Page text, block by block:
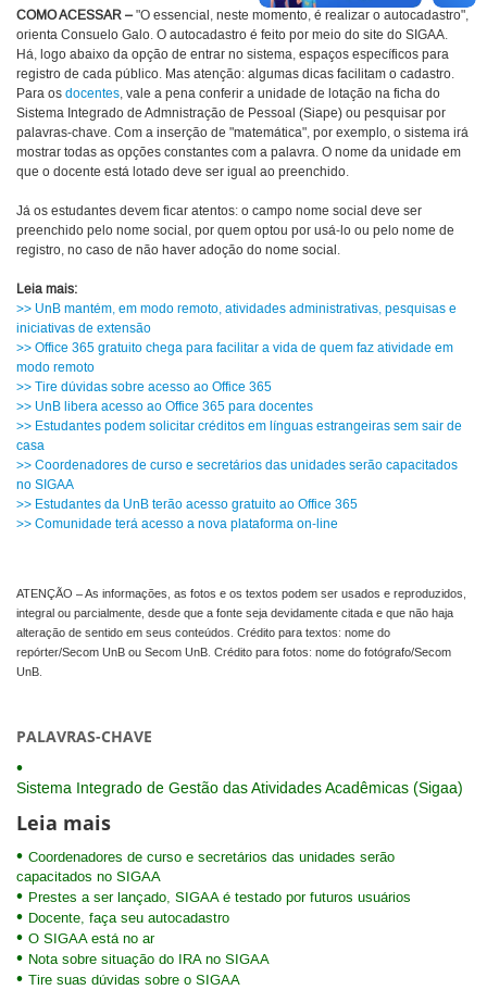
COMO ACESSAR –"O essencial, neste momento, é realizar o autocadastro",
orienta Consuelo Galo. O autocadastro é feito por meio do site do SIGAA.
Há, logo abaixo da opção de entrar no sistema, espaços específicos para
registro de cada público. Mas atenção: algumas dicas facilitam o cadastro.
Para os docentes, vale a pena conferir a unidade de lotação na ficha do
Sistema Integrado de Admnistração de Pessoal (Siape) ou pesquisar por
palavras-chave. Com a inserção de "matemática", por exemplo, o sistema irá
mostrar todas as opções constantes com a palavra. O nome da unidade em
que o docente está lotado deve ser igual ao preenchido.
Já os estudantes devem ficar atentos: o campo nome social deve ser
preenchido pelo nome social, por quem optou por usá-lo ou pelo nome de
registro, no caso de não haver adoção do nome social.
Leia mais:
>> UnB mantém, em modo remoto, atividades administrativas, pesquisas e
iniciativas de extensão
>> Office 365 gratuito chega para facilitar a vida de quem faz atividade em
modo remoto
>> Tire dúvidas sobre acesso ao Office 365
>> UnB libera acesso ao Office 365 para docentes
>> Estudantes podem solicitar créditos em línguas estrangeiras sem sair de
casa
>> Coordenadores de curso e secretários das unidades serão capacitados
no SIGAA
>> Estudantes da UnB terão acesso gratuito ao Office 365
>> Comunidade terá acesso a nova plataforma on-line
ATENÇÃO – As informações, as fotos e os textos podem ser usados e reproduzidos,
integral ou parcialmente, desde que a fonte seja devidamente citada e que não haja
alteração de sentido em seus conteúdos. Crédito para textos: nome do
repórter/Secom UnB ou Secom UnB. Crédito para fotos: nome do fotógrafo/Secom
UnB.
PALAVRAS-CHAVE
Sistema Integrado de Gestão das Atividades Acadêmicas (Sigaa)
Leia mais
Coordenadores de curso e secretários das unidades serão
capacitados no SIGAA
Prestes a ser lançado, SIGAA é testado por futuros usuários
Docente, faça seu autocadastro
O SIGAA está no ar
Nota sobre situação do IRA no SIGAA
Tire suas dúvidas sobre o SIGAA